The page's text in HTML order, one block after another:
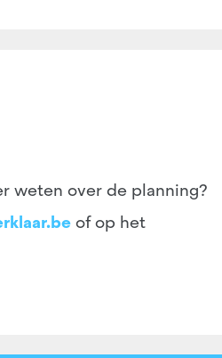
weten over de planning?
of op het